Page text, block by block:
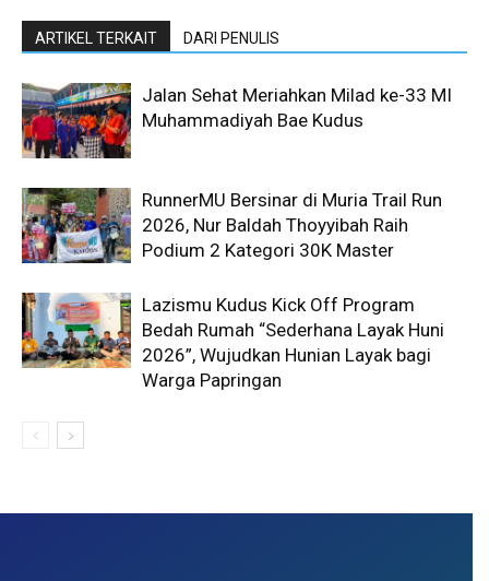
ARTIKEL TERKAIT DARI PENULIS
Jalan Sehat Meriahkan Milad ke-33 MI
Muhammadiyah Bae Kudus
RunnerMU Bersinar di Muria Trail Run
2026, Nur Baldah Thoyyibah Raih
Podium 2 Kategori 30K Master
Lazismu Kudus Kick Off Program
Bedah Rumah “Sederhana Layak Huni
2026”, Wujudkan Hunian Layak bagi
Warga Papringan